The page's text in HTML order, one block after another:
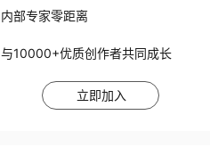
内部专家零距离
与10000+优质创作者共同成长
立即加入